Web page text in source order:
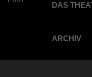
DAS
ARCHIV